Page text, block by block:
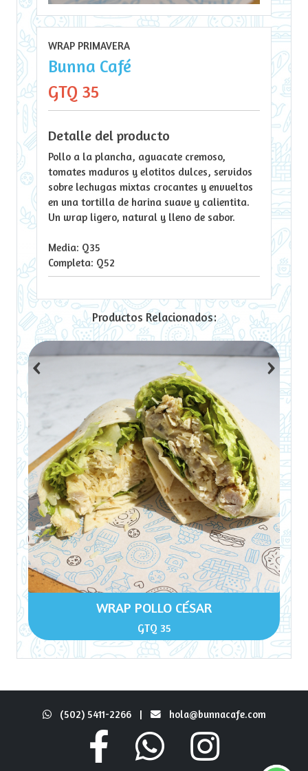
WRAP PRIMAVERA
Bunna Café
GTQ 35
Detalle del producto
Pollo a la plancha, aguacate cremoso,
tomates maduros y elotitos dulces, servidos
sobre lechugas mixtas crocantes y envueltos
en una tortilla de harina suave y calientita.
Un wrap ligero, natural y lleno de sabor.
Media: Q35
Completa: Q52
Productos Relacionados:
WRAP POLLO CÉSAR
GTQ 35
‹ ›
(502) 5411-2266| hola@bunnacafe.com